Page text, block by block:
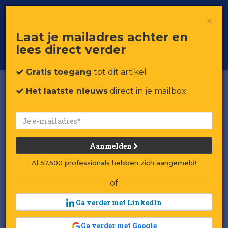
Voor professionals in retail & brands
Toggle
×
Laat je mailadres achter en
lees direct verder
Gratis toegang tot dit artikel
Het laatste nieuws direct in je mailbox
Aanmelden
Al 57.500 professionals hebben zich aangemeld!
of
Ga verder met LinkedIn
Ga verder met Google